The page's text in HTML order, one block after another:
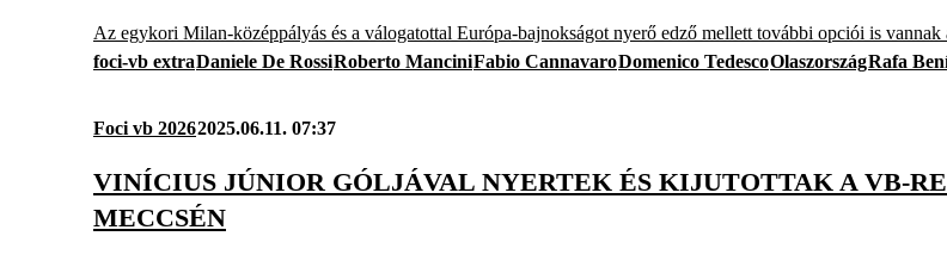
Az egykori Milan-középpályás és a válogatottal Európa-bajnokságot nyerő edző mellett további opciói is vannak
foci-vb extraDaniele De RossiRoberto ManciniFabio CannavaroDomenico TedescoOlaszországRafa
Foci vb 20262025.06.11. 07:37
VINÍCIUS JÚNIOR GÓLJÁVAL NYERTEK ÉS KIJUTOTTAK A VB-
MECCSÉN